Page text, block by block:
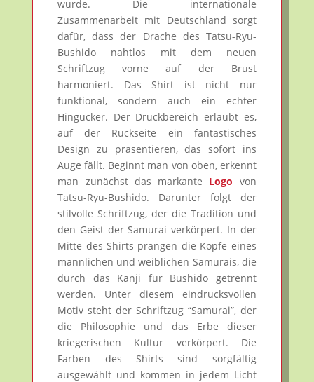
wurde. Die internationale
Zusammenarbeit mit Deutschland sorgt
dafür, dass der Drache des Tatsu-Ryu-
Bushido nahtlos mit dem neuen
Schriftzug vorne auf der Brust
harmoniert. Das Shirt ist nicht nur
funktional, sondern auch ein echter
Hingucker. Der Druckbereich erlaubt es,
auf der Rückseite ein fantastisches
Design zu präsentieren, das sofort ins
Auge fällt. Beginnt man von oben, erkennt
man zunächst das markante Logo von
Tatsu-Ryu-Bushido. Darunter folgt der
stilvolle Schriftzug, der die Tradition und
den Geist der Samurai verkörpert. In der
Mitte des Shirts prangen die Köpfe eines
männlichen und weiblichen Samurais, die
durch das Kanji für Bushido getrennt
werden. Unter diesem eindrucksvollen
Motiv steht der Schriftzug “Samurai”, der
die Philosophie und das Erbe dieser
kriegerischen Kultur verkörpert. Die
Farben des Shirts sind sorgfältig
ausgewählt und kommen in jedem Licht